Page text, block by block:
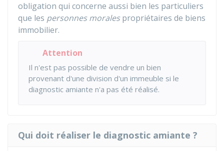
obligation qui concerne aussi bien les particuliers
que les personnes moralespropriétaires de biens
immobilier.
Attention
Il n'est pas possible de vendre un bien
provenant d'une division d'un immeuble si le
diagnostic amiante n'a pas été réalisé.
Qui doit réaliser le diagnostic amiante ?